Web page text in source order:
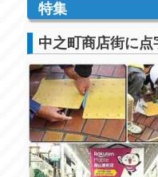
特集
中之町商店街に